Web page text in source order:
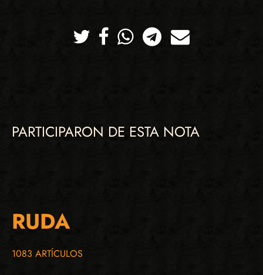
TwitterFacebookWhatsappTelegramCorreo
PARTICIPARON DE ESTA NOTA
RUDA
1083 ARTÍCULOS